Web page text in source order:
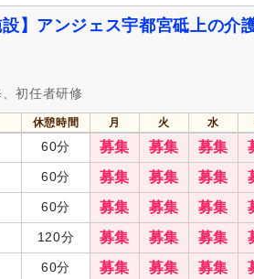
】アンジェス宇都宮砥上の介
初任者研修
休憩時間 月 火 水
60分 募集 募集 募集
60分 募集 募集 募集
60分 募集 募集 募集
120分 募集 募集 募集
60分 募集 募集 募集